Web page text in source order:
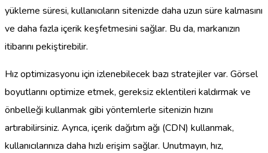
yükleme süresi, kullanıcıların sitenizde daha uzun süre kalmasını
ve daha fazla içerik keşfetmesini sağlar. Bu da, markanızın
itibarını pekiştirebilir.
Hız optimizasyonu için izlenebilecek bazı stratejiler var. Görsel
boyutlarını optimize etmek, gereksiz eklentileri kaldırmak ve
önbelleği kullanmak gibi yöntemlerle sitenizin hızını
artırabilirsiniz. Ayrıca, içerik dağıtım ağı (CDN) kullanmak,
kullanıcılarınıza daha hızlı erişim sağlar. Unutmayın, hız,